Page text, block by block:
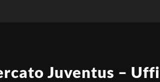
Juventus –